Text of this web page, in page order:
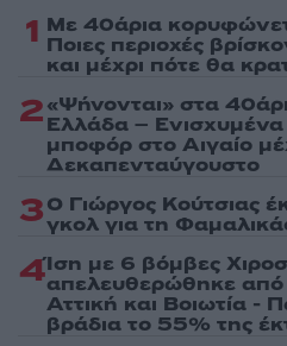
1 Με 40άρια
Ποιες περιοχές
και μέχρι πότε θα
2«Ψήνονται» στα
Ελλάδα – Ενισχυμένα
μποφόρ στο Αιγαίο
Δεκαπενταύγουστο
3Ο Γιώργος Κούτσιας
γκολ για τη
4Ίση με 6 βόμβες
απελευθερώθηκε
Αττική και Βοιωτία -
βράδια το 55% της